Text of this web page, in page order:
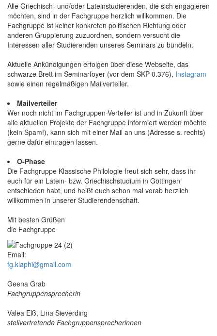
Alle Griechisch- und/oder Lateinstudierenden, die sich engagieren
möchten, sind in der Fachgruppe herzlich willkommen. Die
Fachgruppe ist keiner konkreten politischen Richtung oder
anderen Gruppierung zuzuordnen, sondern versucht die
Interessen aller Studierenden unseres Seminars zu bündeln.
Aktuelle Ankündigungen erfolgen über diese Webseite, das
schwarze Brett im Seminarfoyer (vor dem SKP 0.376), Instagram
sowie einen regelmäßigen Mailverteiler.
Mailverteiler
Wer noch nicht im Fachgruppen-Verteiler ist und in Zukunft über
alle aktuellen Projekte der Fachgruppe informiert werden möchte
(kein Spam!), kann sich mit einer Mail an uns (Adresse s. rechts)
gerne dafür eintragen lassen.
O-Phase
Die Fachgruppe Klassische Philologie freut sich sehr, dass ihr
euch für ein Latein- bzw. Griechischstudium in Göttingen
entschieden habt, und heißt euch schon mal vorab herzlich
willkommen in unserer Studierendenschaft.
Mit besten Grüßen
die Fachgruppe
Email:
fg.klaphi@gmail.com
Geena Grab
Fachgruppensprecherin
Valea Elß, Lina Sieverding
stellvertretende Fachgruppensprecherinnen